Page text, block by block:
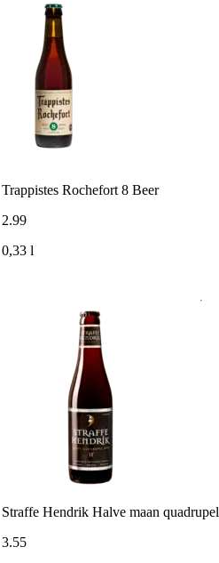
Trappistes Rochefort 8 Beer
2.99
0,33 l
Straffe Hendrik Halve maan quadrupel
3.55